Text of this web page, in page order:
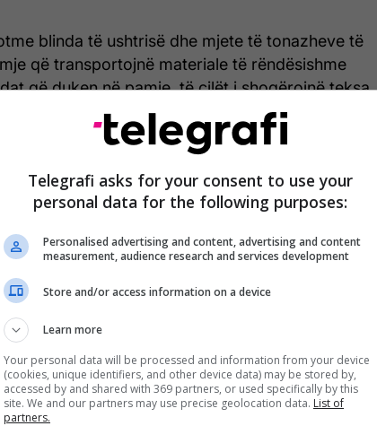
blinda të ushtrisë dhe mjete të tonazheve të
që transportojnë materiale të rëndësishme
që duken në pamje, të cilët i shoqërojnë teksa
në qytetin e Gramshit. /Abcnews.al/
Telegrafi asks for your consent to use your
personal data for the following purposes:
Personalised advertising and content, advertising and content
measurement, audience research and services development
Store and/or access information on a device
Learn more
Your personal data will be processed and information from your device
(cookies, unique identifiers, and other device data) may be stored by,
accessed by and shared with 369 partners, or used specifically by this
site. We and our partners may use precise geolocation data. List of
partners.